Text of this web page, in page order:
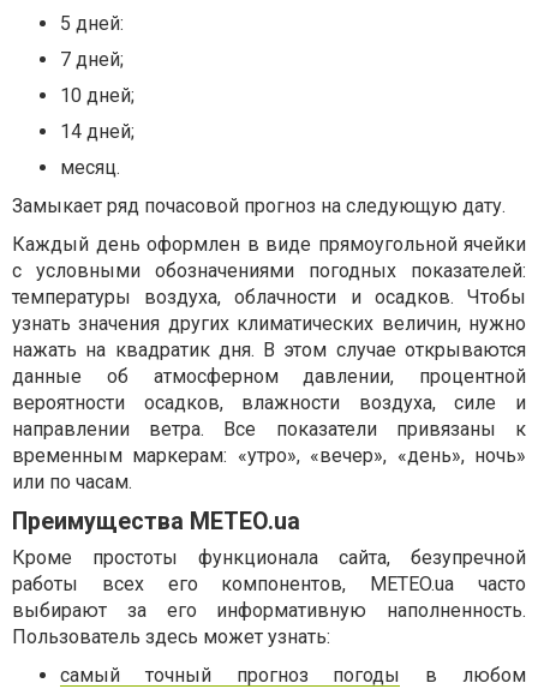
5 дней:
7 дней;
10 дней;
14 дней;
месяц.
Замыкает ряд почасовой прогноз на следующую дату.
Каждый день оформлен в виде прямоугольной ячейки
с условными обозначениями погодных показателей:
температуры воздуха, облачности и осадков. Чтобы
узнать значения других климатических величин, нужно
нажать на квадратик дня. В этом случае открываются
данные об атмосферном давлении, процентной
вероятности осадков, влажности воздуха, силе и
направлении ветра. Все показатели привязаны к
временным маркерам: «утро», «вечер», «день», ночь»
или по часам.
Преимущества METEO.ua
Кроме простоты функционала сайта, безупречной
работы всех его компонентов, METEO.ua часто
выбирают за его информативную наполненность.
Пользователь здесь может узнать:
самый точный прогноз погоды в любом